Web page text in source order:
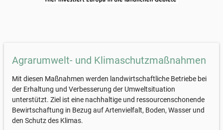
Agrarumwelt- und Klimaschutzmaßnahmen
Mit diesen Maßnahmen werden landwirtschaftliche Betriebe bei
der Erhaltung und Verbesserung der Umweltsituation
unterstützt. Ziel ist eine nachhaltige und ressourcenschonende
Bewirtschaftung in Bezug auf Artenvielfalt, Boden, Wasser und
den Schutz des Klimas.